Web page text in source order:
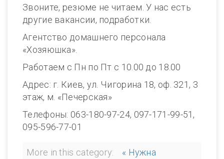
Звоните, резюме не читаем. У нас есть
другие вакансии, подработки.
Агентство домашнего персонала
«Хозяюшка».
Работаем с Пн по Пт с 10.00 до 18.00
Адрес: г. Киев, ул. Чигорина 18, оф. 321, 3
этаж, м. «Печерская»
Телефоны: 063-180-97-24, 097-171-99-51,
095-596-77-01
More in this category:
« Нужна